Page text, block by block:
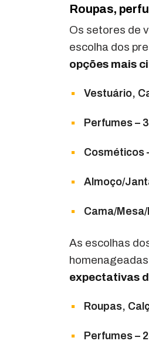
Roupas,
Os setores de
escolha dos
opções mais
Vestuário,
Perfumes –
Cosméticos
Almoço/
Cama/
As escolhas
expectativas
Roupas,
Perfumes –